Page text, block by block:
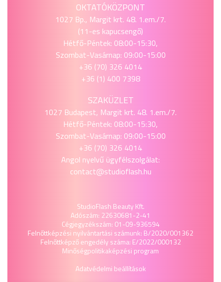
OKTATÓKÖZPONT
1027 Bp., Margit krt. 48. 1.em./7.
(11-es kapucsengő)
Hétfő-Péntek: 08:00-15:30,
Szombat-Vasárnap: 09:00-15:00
+36 (70) 326 4014
+36 (1) 400 7398
SZAKÜZLET
1027 Budapest, Margit krt. 48. 1.em./7.
Hétfő-Péntek: 08:00-15:30,
Szombat-Vasárnap: 09:00-15:00
+36 (70) 326 4014
Angol nyelvű ügyfélszolgálat:
contact@studioflash.hu
StudioFlash Beauty Kft.
Adószám: 22630681-2-41
Cégjegyzékszám: 01-09-936594
Felnőttképzési nyilvántartási számunk: B/2020/001362
Felnőttképző engedély száma: E/2022/000132
Minőségpolitikaképzési program
Adatvédelmi beállítások